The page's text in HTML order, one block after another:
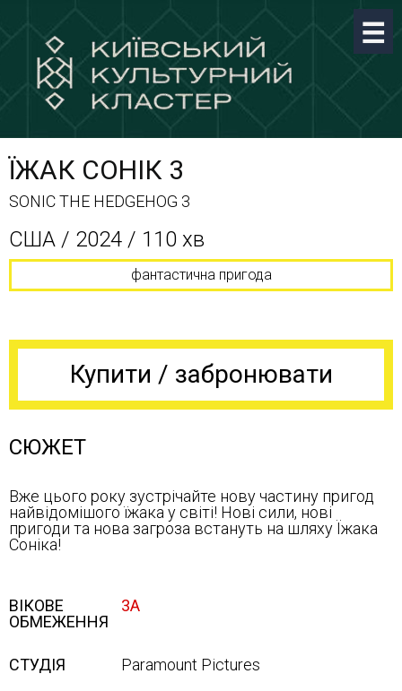
ЇЖАК СОНІК 3
SONIC THE HEDGEHOG 3
США / 2024 / 110 хв
фантастична пригода
Купити / забронювати
СЮЖЕТ
Вже цього року зустрічайте нову частину пригод
найвідомішого їжака у світі! Нові сили, нові
пригоди та нова загроза встануть на шляху Їжака
Соніка!
ВІКОВЕ
ОБМЕЖЕННЯ
3А
СТУДІЯ Paramount Pictures